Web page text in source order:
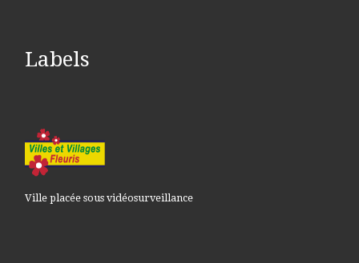
Labels
Ville placée sous vidéosurveillance